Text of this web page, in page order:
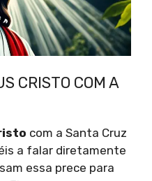
CRISTO COM A
com a Santa Cruz
a falar diretamente
essa prece para